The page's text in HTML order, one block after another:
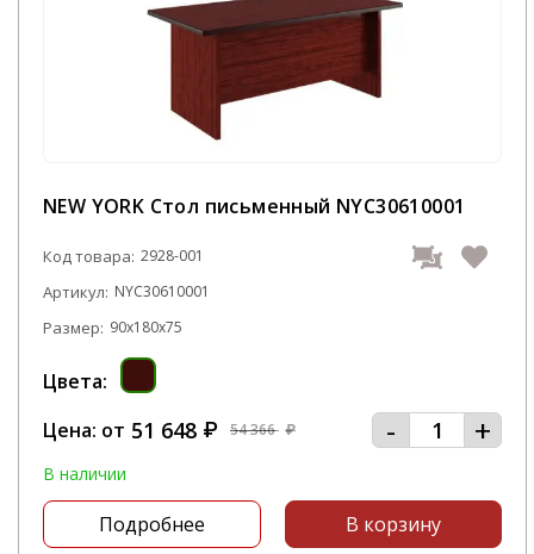
NEW YORK Стол письменный NYC30610001
Код товара: 2928-001
Артикул: NYC30610001
Размер: 90x180x75
Цвета:
Цена: от 51 648 ₽ 54 366 ₽ - +
В наличии
Подробнее В корзину